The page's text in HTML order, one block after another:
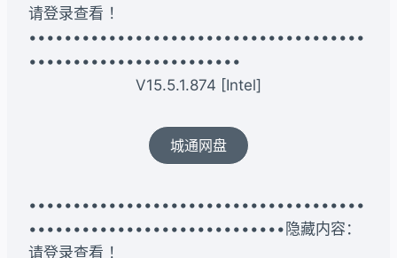
请登录查看 ！
••••••••••••••••••••••••••••••••••••••
••••••••••••••••••••••••
V15.5.1.874 [Intel]
城通网盘
••••••••••••••••••••••••••••••••••••••
•••••••••••••••••••••••••••••隐藏内容：
请登录查看 ！